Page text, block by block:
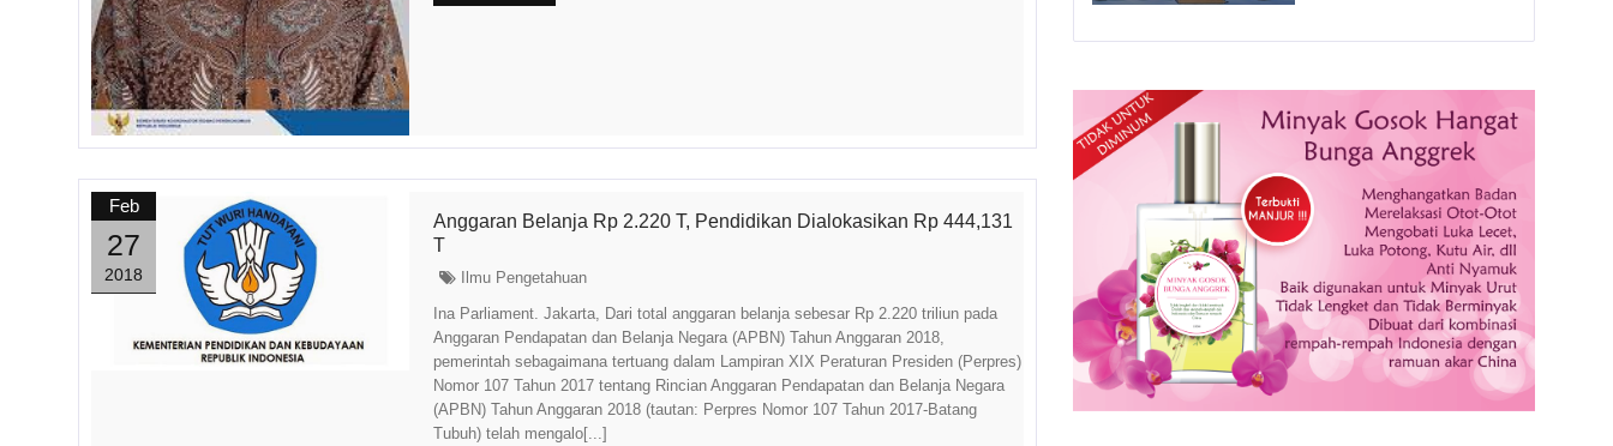
Feb
27
2018
Anggaran Belanja Rp 2.220 T, Pendidikan Dialokasikan Rp 444,131
T
Ilmu Pengetahuan
Ina Parliament. Jakarta, Dari total anggaran belanja sebesar Rp 2.220 triliun pada
Anggaran Pendapatan dan Belanja Negara (APBN) Tahun Anggaran 2018,
pemerintah sebagaimana tertuang dalam Lampiran XIX Peraturan Presiden (Perpres)
Nomor 107 Tahun 2017 tentang Rincian Anggaran Pendapatan dan Belanja Negara
(APBN) Tahun Anggaran 2018 (tautan: Perpres Nomor 107 Tahun 2017-Batang
Tubuh) telah mengalo[...]